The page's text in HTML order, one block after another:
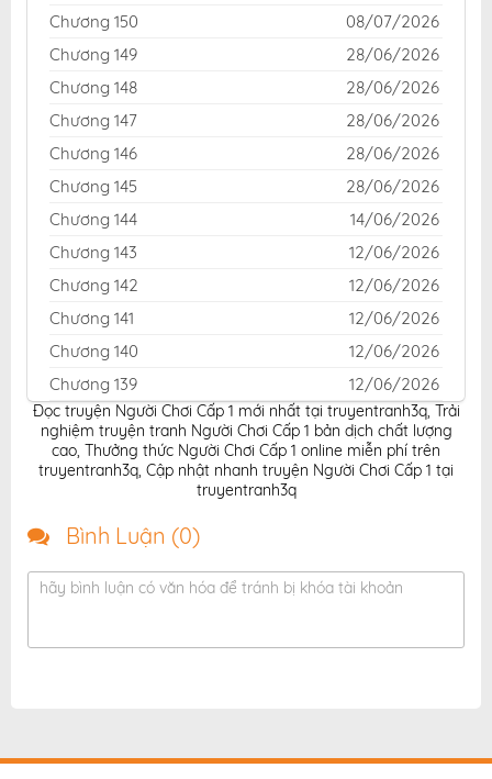
Chương 150
08/07/2026
Chương 149
28/06/2026
Chương 148
28/06/2026
Chương 147
28/06/2026
Chương 146
28/06/2026
Chương 145
28/06/2026
Chương 144
14/06/2026
Chương 143
12/06/2026
Chương 142
12/06/2026
Chương 141
12/06/2026
Chương 140
12/06/2026
Chương 139
12/06/2026
Chương 138
12/06/2026
Chương 137
12/06/2026
Chương 136
12/06/2026
Chương 134
Chương 133
12/06/2026
Chương 131
12/06/2026
Đọc truyện Người Chơi Cấp 1 mới nhất tại truyentranh3q, Trải
nghiệm truyện tranh Người Chơi Cấp 1 bản dịch chất lượng
cao, Thưởng thức Người Chơi Cấp 1 online miễn phí trên
truyentranh3q, Cập nhật nhanh truyện Người Chơi Cấp 1 tại
truyentranh3q
Bình Luận (0)
hãy bình luận có văn hóa để tránh bị khóa tài khoản